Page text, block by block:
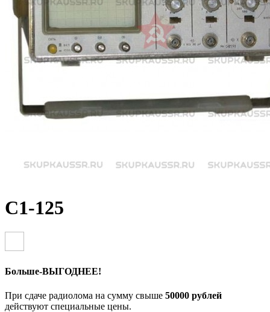
С1-125
Больше-ВЫГОДНЕЕ!
При сдаче радиолома на сумму свыше 50000 рублей
действуют специальные цены.